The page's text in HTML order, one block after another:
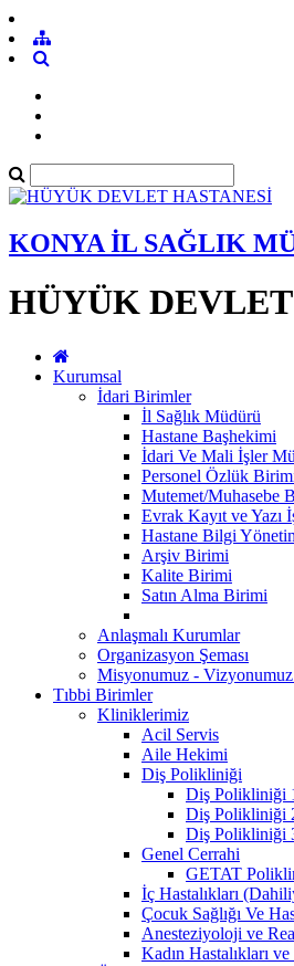
KONYA İL SAĞLIK
HÜYÜK
Kurumsal
İdari Birimler
İl Sağlık Müdürü
Hastane Başhekimi
İdari Ve Mali İşler
Personel Özlük
Mutemet/Muhasebe
Evrak Kayıt ve Yazı
Hastane Bilgi
Arşiv Birimi
Kalite Birimi
Satın Alma Birimi
Anlaşmalı Kurumlar
Organizasyon Şeması
Misyonumuz -
Tıbbi Birimler
Kliniklerimiz
Acil Servis
Aile Hekimi
Diş Polikliniği
Diş Polikliniği
Diş Polikliniği
Diş Polikliniği
Genel Cerrahi
GETAT
İç Hastalıkları
Çocuk Sağlığı Ve
Anesteziyoloji ve
Kadın Hastalıkları